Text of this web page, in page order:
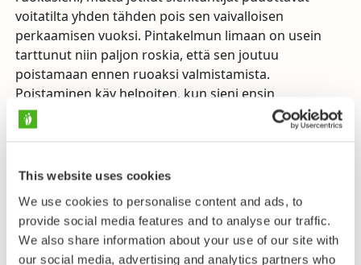
This website uses cookies
We use cookies to personalise content and ads, to
provide social media features and to analyse our traffic.
We also share information about your use of our site with
our social media, advertising and analytics partners who
voitatilta yhden tähden pois sen vaivalloisen
perkaamisen vuoksi. Pintakelmun limaan on usein
tarttunut niin paljon roskia, että sen joutuu
poistamaan ennen ruoaksi valmistamista.
Poistaminen käy helpoiten, kun sieni ensin
halkaistaan tyvestä lähtien ja sitten puolikkaat
vedetään irti pintakelmusta. Kuivaaminen ja
säilömiseen. Huolellisesti rapeaksi kuivattu sieni on
syytä kerätä vain nuoria, päivän tai kaksi vanhoja,
kiinteämaltoisia yksilöitä, jotka ovat toukattomampia
kuin täysikasvuiset tatit. Värjäyssieniksi kelpaavat